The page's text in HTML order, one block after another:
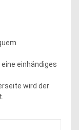
einhändiges
wird der